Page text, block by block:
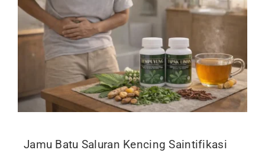
Jamu Batu Saluran Kencing Saintifikasi